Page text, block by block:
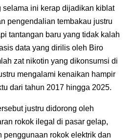
selama ini kerap dijadikan kiblat
pengendalian tembakau justru
tantangan baru yang tidak kalah
data yang dirilis oleh Biro
zat nikotin yang dikonsumsi di
mengalami kenaikan hampir
dari tahun 2017 hingga 2025.
justru didorong oleh
rokok ilegal di pasar gelap,
penggunaan rokok elektrik dan